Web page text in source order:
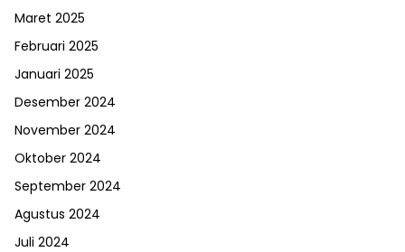
Maret 2025
Februari 2025
Januari 2025
Desember 2024
November 2024
Oktober 2024
September 2024
Agustus 2024
Juli 2024